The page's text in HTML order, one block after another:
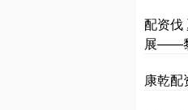
配资伐
展——
康乾配